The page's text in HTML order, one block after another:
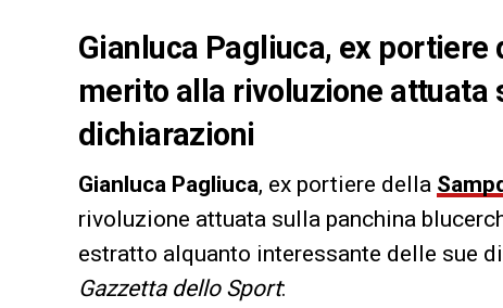
Gianluca Pagliuca, ex
merito alla rivoluzione attuata
dichiarazioni
Gianluca Pagliuca, ex portiere della
rivoluzione attuata sulla panchina
estratto alquanto interessante delle sue
Gazzetta dello Sport: